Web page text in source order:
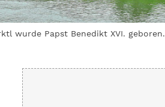
wurde Papst Benedikt XVI. geboren.